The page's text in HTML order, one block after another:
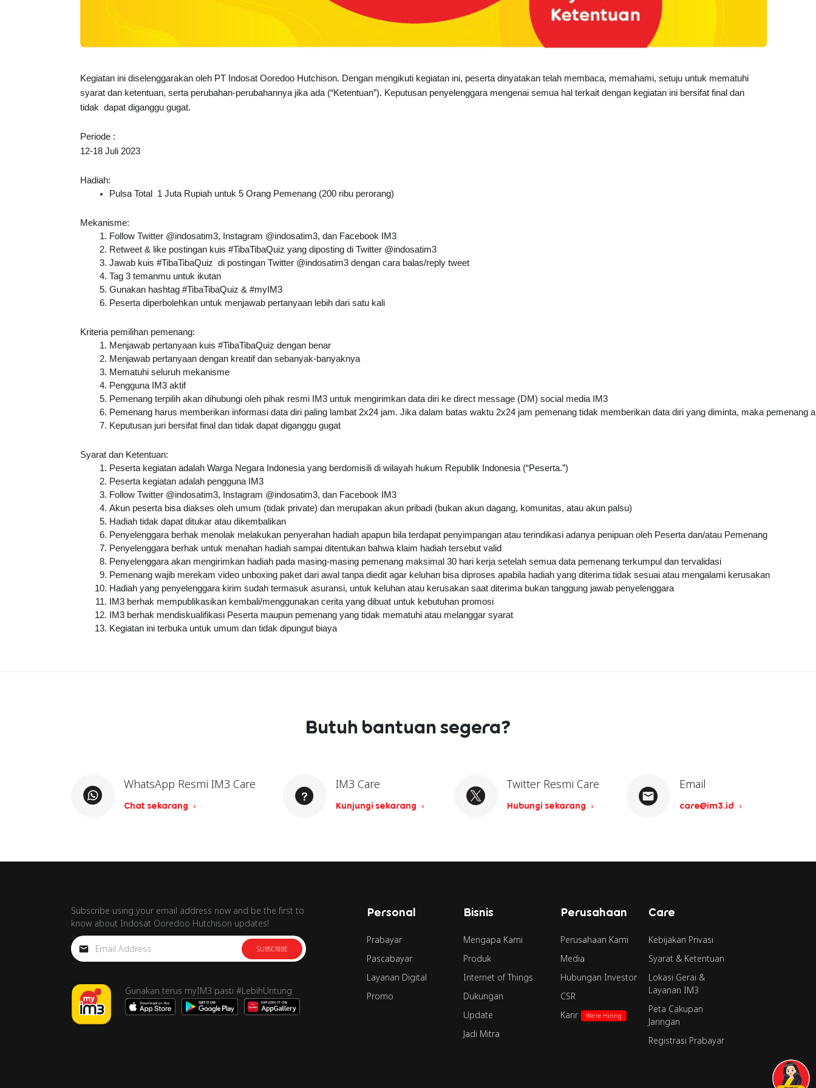
Kegiatan ini diselenggarakan oleh PT Indosat Ooredoo Hutchison. Dengan mengikuti kegiatan ini, peserta dinyatakan telah membaca, memahami, setuju untuk mematuhi
syarat dan ketentuan, serta perubahan-perubahannya jika ada (“Ketentuan”). Keputusan penyelenggara mengenai semua hal terkait dengan kegiatan ini bersifat final dan
tidak dapat diganggu gugat.
Periode :
12-18 Juli 2023
Hadiah:
Pulsa Total  1 Juta Rupiah untuk 5 Orang Pemenang (200 ribu perorang)
Mekanisme:
Follow Twitter @indosatim3, Instagram @indosatim3, dan Facebook IM3
Retweet & like postingan kuis #TibaTibaQuiz yang diposting di Twitter @indosatim3
Jawab kuis #TibaTibaQuiz  di postingan Twitter @indosatim3 dengan cara balas/reply tweet
Tag 3 temanmu untuk ikutan
Gunakan hashtag #TibaTibaQuiz & #myIM3
Peserta diperbolehkan untuk menjawab pertanyaan lebih dari satu kali
Kriteria pemilihan pemenang:
Menjawab pertanyaan kuis #TibaTibaQuiz dengan benar
Menjawab pertanyaan dengan kreatif dan sebanyak-banyaknya
Mematuhi seluruh mekanisme
Pengguna IM3 aktif
Pemenang terpilih akan dihubungi oleh pihak resmi IM3 untuk mengirimkan data diri ke direct message (DM) social media IM3
Pemenang harus memberikan informasi data diri paling lambat 2x24 jam. Jika dalam batas waktu 2x24 jam pemenang tidak memberikan data diri yang diminta, maka pemenang
Keputusan juri bersifat final dan tidak dapat diganggu gugat
Syarat dan Ketentuan:
Peserta kegiatan adalah Warga Negara Indonesia yang berdomisili di wilayah hukum Republik Indonesia (“Peserta.”)
Peserta kegiatan adalah pengguna IM3
Follow Twitter @indosatim3, Instagram @indosatim3, dan Facebook IM3
Akun peserta bisa diakses oleh umum (tidak private) dan merupakan akun pribadi (bukan akun dagang, komunitas, atau akun palsu)
Hadiah tidak dapat ditukar atau dikembalikan
Penyelenggara berhak menolak melakukan penyerahan hadiah apapun bila terdapat penyimpangan atau terindikasi adanya penipuan oleh Peserta dan/atau Pemenang
Penyelenggara berhak untuk menahan hadiah sampai ditentukan bahwa klaim hadiah tersebut valid
Penyelenggara akan mengirimkan hadiah pada masing-masing pemenang maksimal 30 hari kerja setelah semua data pemenang terkumpul dan tervalidasi
Pemenang wajib merekam video unboxing paket dari awal tanpa diedit agar keluhan bisa diproses apabila hadiah yang diterima tidak sesuai atau mengalami kerusakan
Hadiah yang penyelenggara kirim sudah termasuk asuransi, untuk keluhan atau kerusakan saat diterima bukan tanggung jawab penyelenggara
IM3 berhak mempublikasikan kembali/menggunakan cerita yang dibuat untuk kebutuhan promosi
IM3 berhak mendiskualifikasi Peserta maupun pemenang yang tidak mematuhi atau melanggar syarat
Kegiatan ini terbuka untuk umum dan tidak dipungut biaya
Butuh bantuan segera?
WhatsApp Resmi IM3 Care
Chat sekarang
IM3 Care
Kunjungi sekarang
Twitter Resmi Care
Hubungi sekarang
Email
care@im3.id
Subscribe using your email address now and be the first to
know about Indosat Ooredoo Hutchison updates!
SUBSCRIBE
Gunakan terus myIM3 pasti #LebihUntung
Personal
Prabayar
Pascabayar
Layanan Digital
Promo
Bisnis
Mengapa Kami
Produk
Internet of Things
Dukungan
Update
Jadi Mitra
Perusahaan
Perusahaan Kami
Media
Hubungan Investor
CSR
Karir
We're Hiring
Care
Kebijakan Privasi
Syarat & Ketentuan
Lokasi Gerai &
Layanan IM3
Peta Cakupan
Jaringan
Registrasi Prabayar